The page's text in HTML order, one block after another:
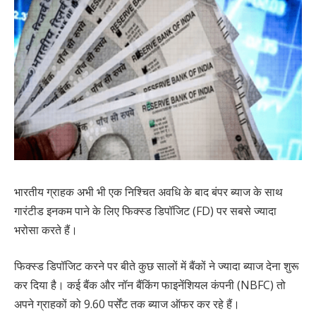
भारतीय ग्राहक अभी भी एक निश्चित अवधि के बाद बंपर ब्याज के साथ
गारंटीड इनकम पाने के लिए फिक्स्ड डिपॉजिट (FD) पर सबसे ज्यादा
भरोसा करते हैं।
फिक्स्ड डिपॉजिट करने पर बीते कुछ सालों में बैंकों ने ज्यादा ब्याज देना शुरू
कर दिया है। कई बैंक और नॉन बैंकिंग फाइनेंशियल कंपनी (NBFC) तो
अपने ग्राहकों को 9.60 पर्सेंट तक ब्याज ऑफर कर रहे हैं।